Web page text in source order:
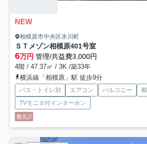
NEW
相模原市中央区氷川町
ＳＴメゾン相模原401号室
6万円 管理/共益費3,000円
4階 / 47.37㎡ / 3K /築33年
横浜線「相模原」駅 徒歩9分
バス・トイレ別 エアコン バルコニー
TVモニタ付インターホン
敷礼0